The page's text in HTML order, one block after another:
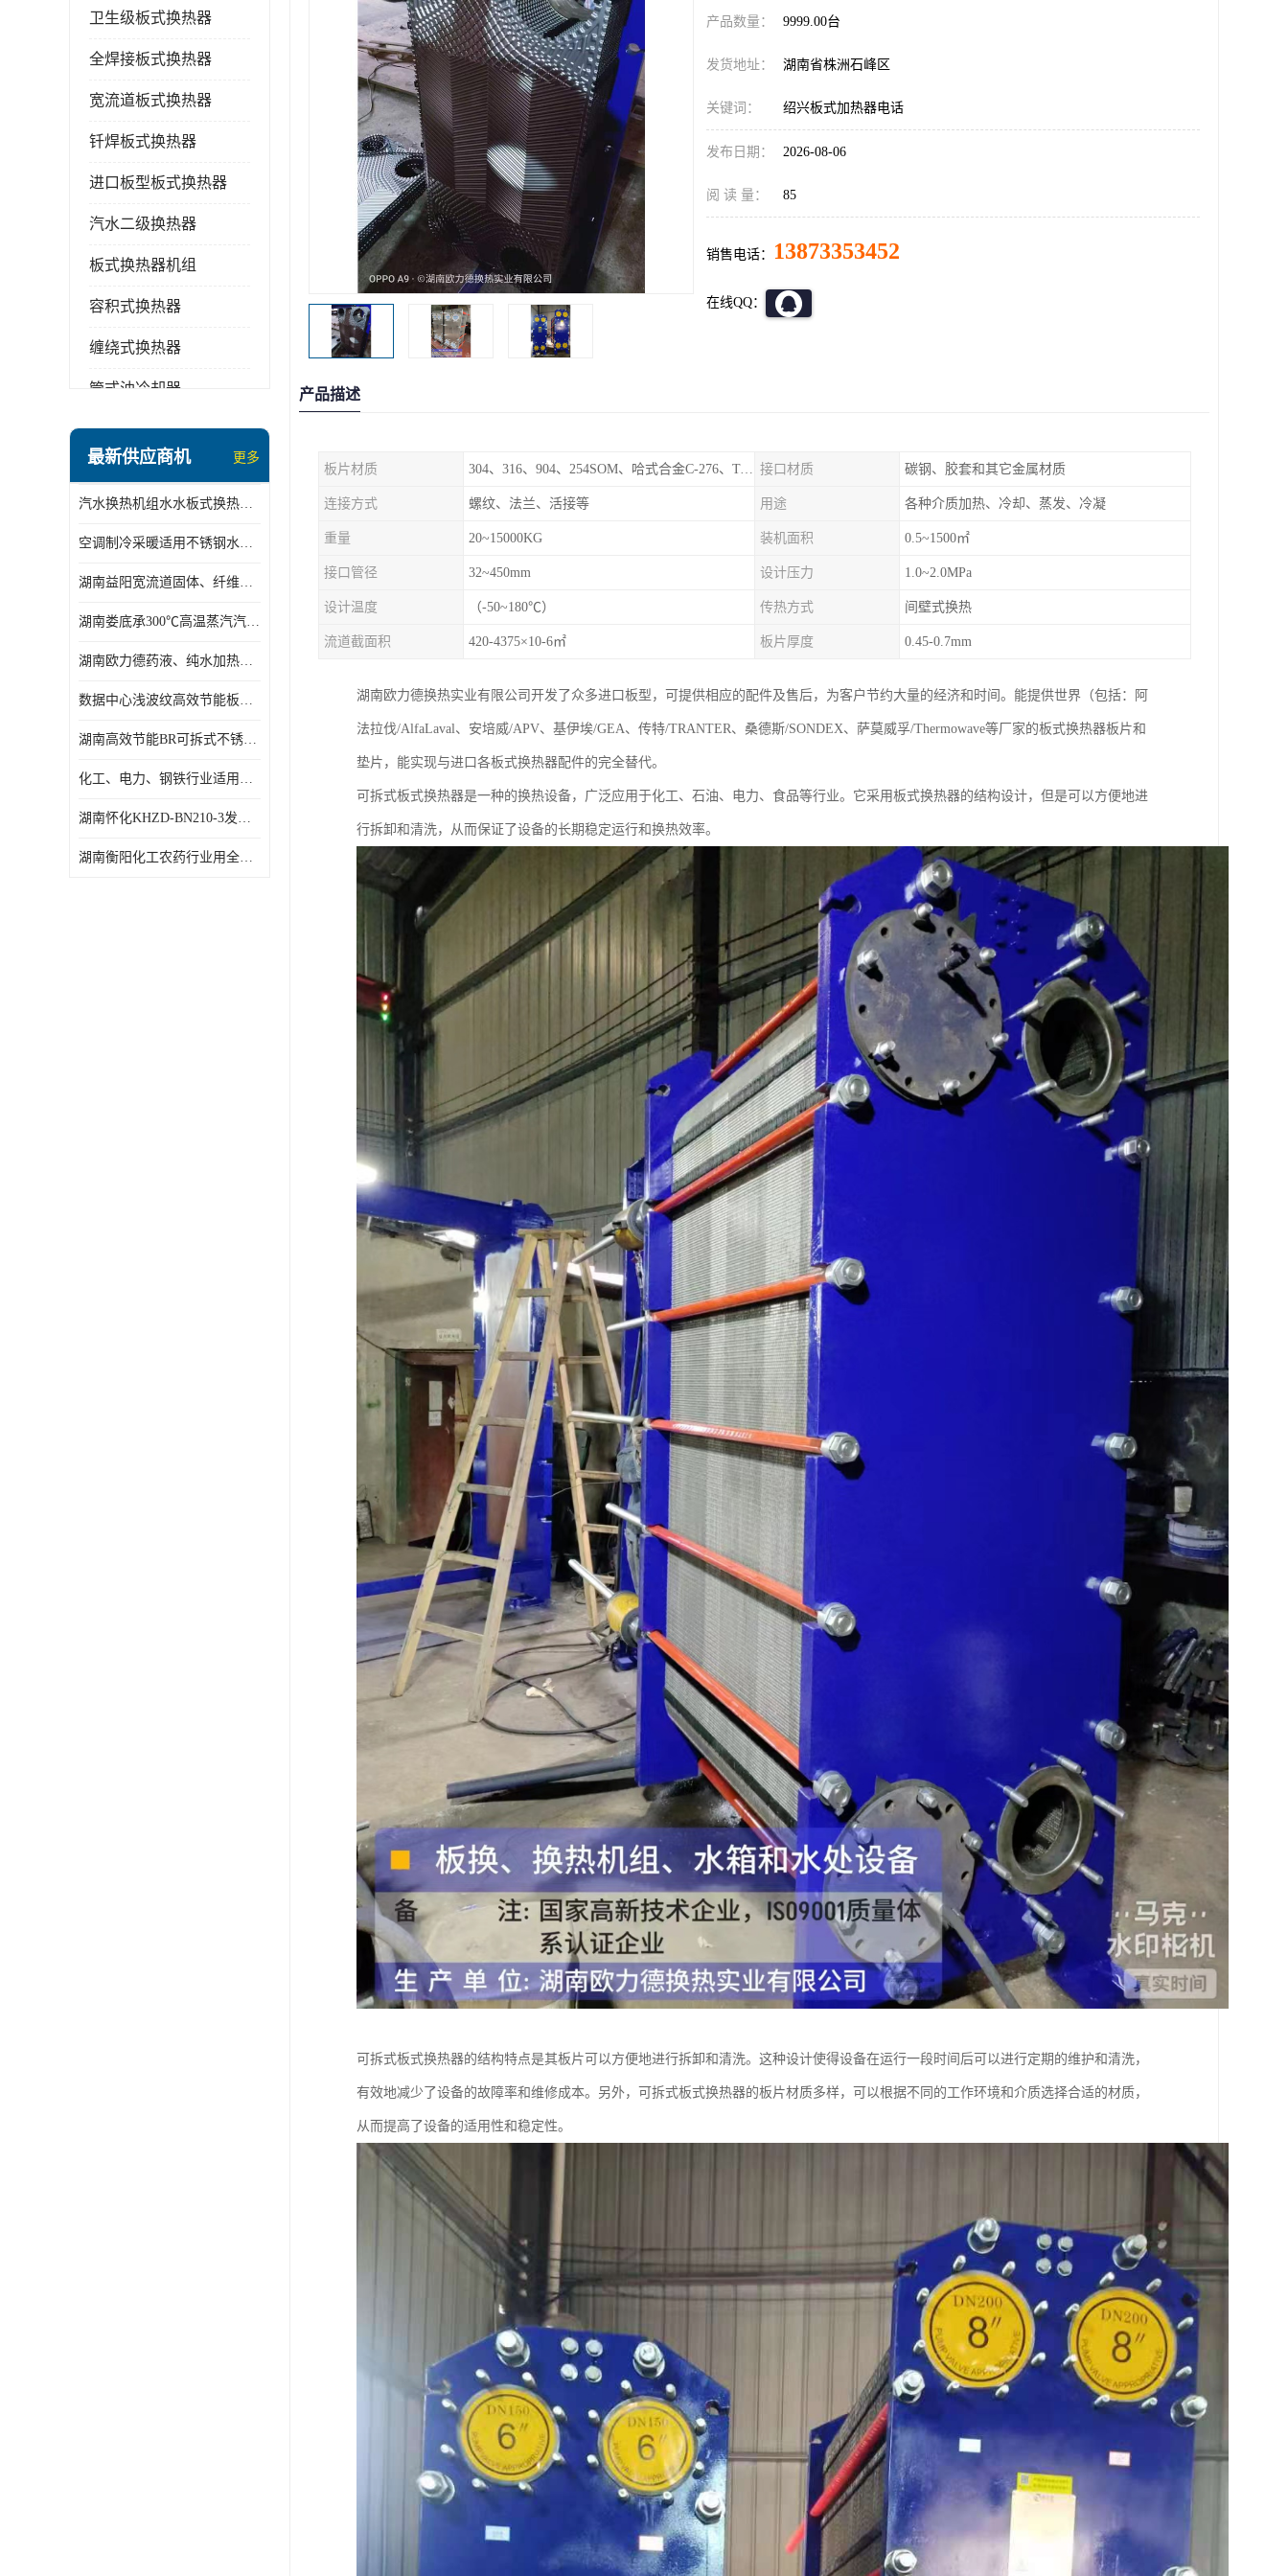
卫生级板式换热器
全焊接板式换热器
宽流道板式换热器
钎焊板式换热器
进口板型板式换热器
汽水二级换热器
板式换热器机组
容积式换热器
缠绕式换热器
管式油冷却器
盘管换热
变频供水机组
汽水混合加热器
水处理设备
最新供应商机 更多
汽水换热机组水水板式换热机组板式热交换机组厂家专业定制
空调制冷采暖适用不锈钢水水汽水板式换热器
湖南益阳宽流道固体、纤维、浆状物质加热冷却冷凝蒸发板式换热器
湖南娄底承300℃高温蒸汽汽水二级换热器
湖南欧力德药液、纯水加热、冷却、蒸发及杀菌用卫生级板式换热器
数据中心浅波纹高效节能板式换热器
湖南高效节能BR可拆式不锈钢板式换热器厂家定制
化工、电力、钢铁行业适用冷却冷凝蒸发加热不锈钢可拆式板式换热器
湖南怀化KHZD-BN210-3发动机柴油冷却钎焊机板式热交换器
湖南衡阳化工农药行业用全焊接板式冷凝器专业定制
产品数量： 9999.00台
发货地址： 湖南省株洲石峰区
关键词： 绍兴板式加热器电话
发布日期： 2026-08-06
阅 读 量： 85
销售电话： 13873353452
在线QQ：
产品描述
板片材质 304、316、904、254SOM、哈式合金C-276、TA1等 接口材质 碳钢、胶套和其它金属材质
连接方式 螺纹、法兰、活接等 用途 各种介质加热、冷却、蒸发、冷凝
重量 20~15000KG 装机面积 0.5~1500㎡
接口管径 32~450mm 设计压力 1.0~2.0MPa
设计温度 （-50~180℃） 传热方式 间壁式换热
流道截面积 420-4375×10-6㎡ 板片厚度 0.45-0.7mm
湖南欧力德换热实业有限公司开发了众多进口板型，可提供相应的配件及售后，为客户节约大量的经济和时间。能提供世界（包括：阿
法拉伐/AlfaLaval、安培威/APV、基伊埃/GEA、传特/TRANTER、桑德斯/SONDEX、萨莫威孚/Thermowave等厂家的板式换热器板片和
垫片，能实现与进口各板式换热器配件的完全替代。
可拆式板式换热器是一种的换热设备，广泛应用于化工、石油、电力、食品等行业。它采用板式换热器的结构设计，但是可以方便地进
行拆卸和清洗，从而保证了设备的长期稳定运行和换热效率。
可拆式板式换热器的结构特点是其板片可以方便地进行拆卸和清洗。这种设计使得设备在运行一段时间后可以进行定期的维护和清洗，
有效地减少了设备的故障率和维修成本。另外，可拆式板式换热器的板片材质多样，可以根据不同的工作环境和介质选择合适的材质，
从而提高了设备的适用性和稳定性。